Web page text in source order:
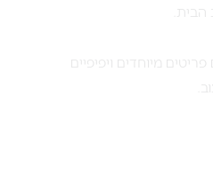
הבית.
מיוחדים ויפיפיים